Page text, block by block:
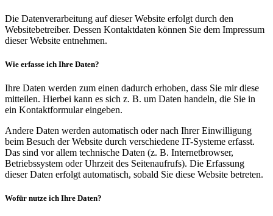
Die Datenverarbeitung auf dieser Website erfolgt durch den
Websitebetreiber. Dessen Kontaktdaten können Sie dem Impressum
dieser Website entnehmen.
Wie erfasse ich Ihre Daten?
Ihre Daten werden zum einen dadurch erhoben, dass Sie mir diese
mitteilen. Hierbei kann es sich z. B. um Daten handeln, die Sie in
ein Kontaktformular eingeben.
Andere Daten werden automatisch oder nach Ihrer Einwilligung
beim Besuch der Website durch verschiedene IT-Systeme erfasst.
Das sind vor allem technische Daten (z. B. Internetbrowser,
Betriebssystem oder Uhrzeit des Seitenaufrufs). Die Erfassung
dieser Daten erfolgt automatisch, sobald Sie diese Website betreten.
Wofür nutze ich Ihre Daten?